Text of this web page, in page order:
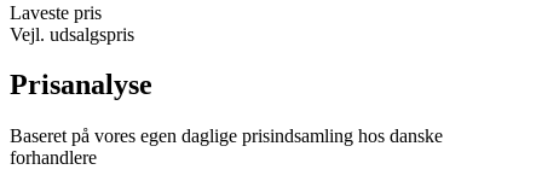
Laveste pris
Vejl. udsalgspris
Prisanalyse
Baseret på vores egen daglige prisindsamling hos danske
forhandlere